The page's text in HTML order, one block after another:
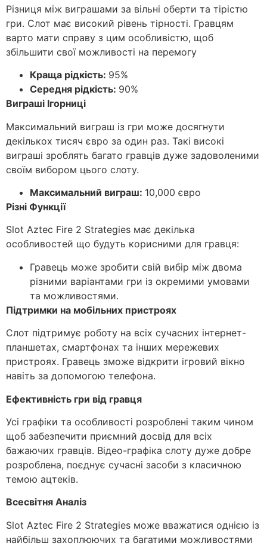
Різниця між виграшами за вільні оберти та тірістю
гри. Слот має високий рівень тірності. Гравцям
варто мати справу з цим особливістю, щоб
збільшити свої можливості на перемогу
Краща рідкість: 95%
Середня рідкість: 90%
Виграші Ігорниці
Максимальний виграш із гри може досягнути
декількох тисяч євро за один раз. Такі високі
виграші зроблять багато гравців дуже задоволеними
своїм вибором цього слоту.
Максимальний виграш: 10,000 євро
Різні Функції
Slot Aztec Fire 2 Strategies має декілька
особливостей що будуть корисними для гравця:
Гравець може зробити свій вибір між двома
різними варіантами гри із окремими умовами
та можливостями.
Підтримки на мобільних пристроях
Слот підтримує роботу на всіх сучасних інтернет-
планшетах, смартфонах та інших мережевих
пристроях. Гравець зможе відкрити ігровий вікно
навіть за допомогою телефона.
Ефективність гри від гравця
Усі графіки та особливості розроблені таким чином
щоб забезпечити приємний досвід для всіх
бажаючих гравців. Відео-графіка слоту дуже добре
розроблена, поєднує сучасні засоби з класичною
темою ацтеків.
Всесвітня Аналіз
Slot Aztec Fire 2 Strategies може вважатися однією із
найбільш захоплюючих та багатими можливостями